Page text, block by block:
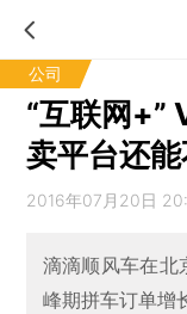
公司
“互联网+”
卖平台还能
2016年07月20日
滴滴顺风车在北
峰期拼车订单增